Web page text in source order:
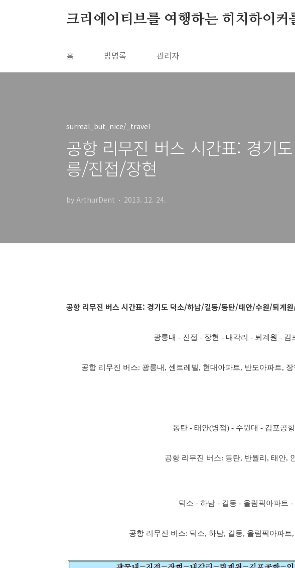
크리에이티브를 여행하는 히치하이커
홈 방명록 관리자
surreal_but_nice/_travel
공항 리무진 버스 시간표: 경기
릉/진접/장현
by ArthurDent 2013. 12. 24.
공항 리무진 버스 시간표: 경기도 덕소/하남/길동/동탄/태안/수원/퇴계
광릉내 - 진접 - 장현 - 내각리 - 퇴계원 - 김
공항 리무진 버스: 광릉내, 센트레빌, 현대아파트, 반도아파트,
동탄 - 태안(병점) - 수원대 - 김포공
공항 리무진 버스: 동탄, 반월리, 태안,
덕소 - 하남 - 길동 - 올림픽아파트
공항 리무진 버스: 덕소, 하남, 길동, 올림픽아파